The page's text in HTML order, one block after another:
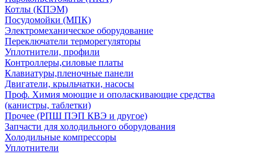
Котлы (КПЭМ)
Посудомойки (МПК)
Электромеханическое оборудование
Переключатели терморегуляторы
Уплотнители, профили
Контроллеры,силовые платы
Клавиатуры,пленочные панели
Двигатели, крыльчатки, насосы
Проф. Химия моющие и ополаскивающие средства
(канистры, таблетки)
Прочее (РПШ ПЭП КВЭ и другое)
Запчасти для холодильного оборудования
Холодильные компрессоры
Уплотнители